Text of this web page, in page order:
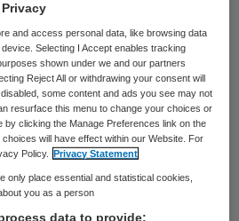
aan het
Oud-Beijerland heeft
korte tijd een brand
de woningen van het
gebouw ontstond vuur
gepaard
van de woning is
and access personal data, like browsing data
Selecting I Accept enables tracking
shown under we and our partners
Reject All or withdrawing your consent will
some content and ads you see may not
resurface this menu to change your choices or
by clicking the Manage Preferences link on the
will have effect within our Website. For
Policy.
Privacy Statement
only place essential and statistical cookies,
you as a person
data to provide: